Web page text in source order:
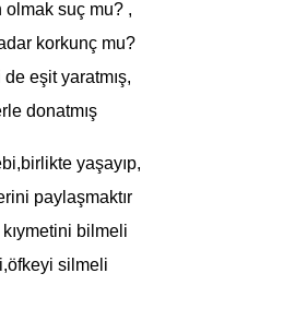
olmak suç mu? ,
korkunç mu?
de eşit yaratmış,
donatmış
yaşayıp,
paylaşmaktır
bilmeli
silmeli